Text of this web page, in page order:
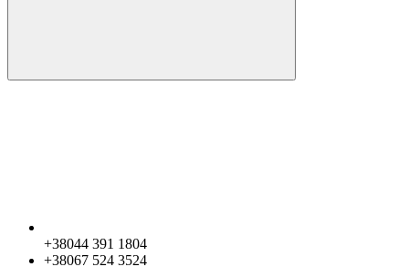
+38044 391 1804
+38067 524 3524